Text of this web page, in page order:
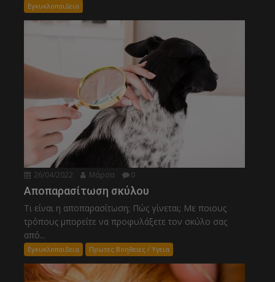
Εγκυκλοπαιδεια
26/04/2022 Μάρσα 0
Αποπαρασίτωση σκύλου
Τι είναι η αποπαρασίτωση; Πώς γίνεται; Με ποιους
τρόπους μπορείτε να προφυλάξετε τον σκύλο σας
από...
Εγκυκλοπαιδεια Πρωτες Βοηθειες / Υγεια